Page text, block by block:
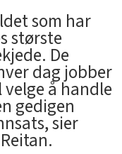
som har
største
De
dag jobber
å handle
gedigen
sier